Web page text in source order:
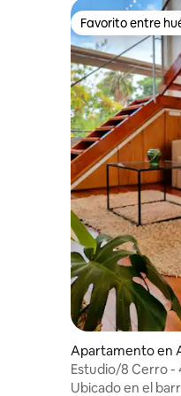
Favorito entre
Favorito entre
Apartamento en
Estudio/8 Cerro -
estacionamiento
Ubicado en el